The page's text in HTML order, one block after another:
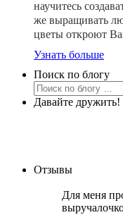
научитесь
же выращивать
цветы откроют
Узнать больше
Поиск по блогу
Давайте дружить!
Отзывы
Для меня